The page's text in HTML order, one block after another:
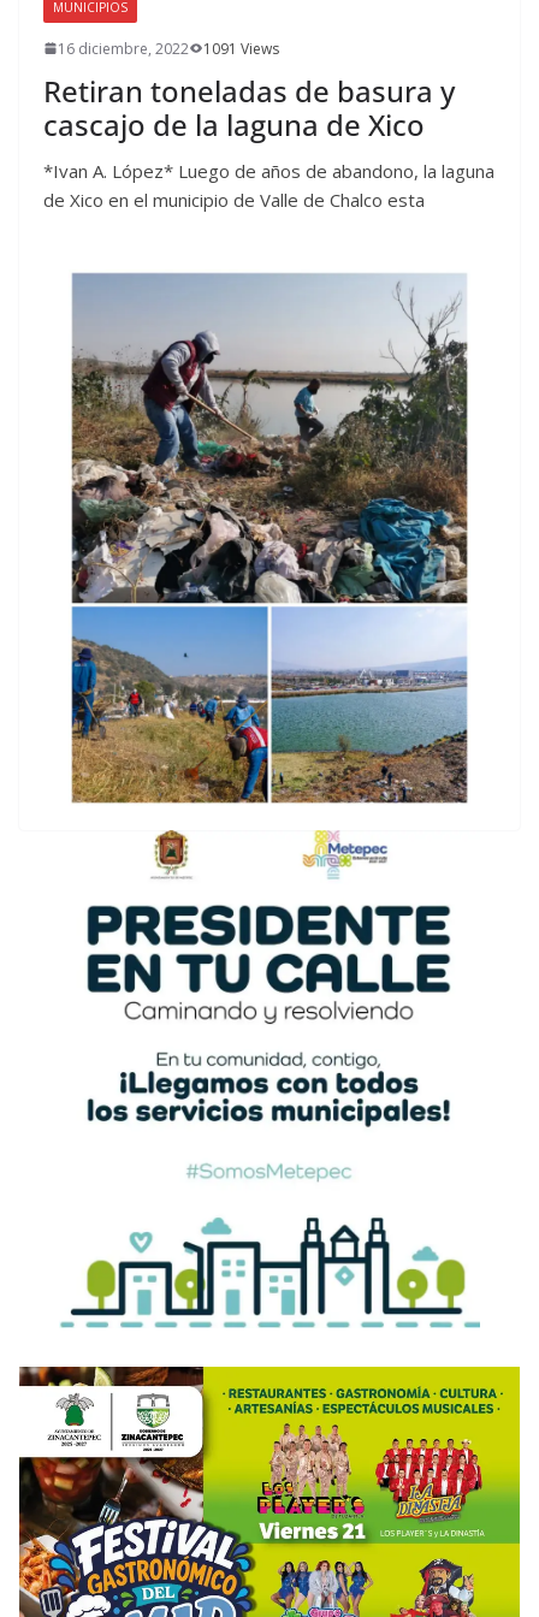
MUNICIPIOS
16 diciembre, 2022 1091 Views
Retiran toneladas de basura y
cascajo de la laguna de Xico
*Ivan A. López* Luego de años de abandono, la laguna
de Xico en el municipio de Valle de Chalco esta